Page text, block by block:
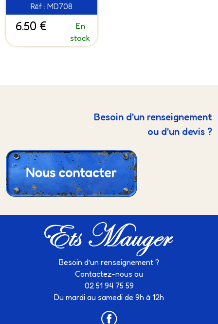
Réf : MD708
6.50 €
En
stock
Besoin d'un renseignement
ou d'un devis ?
Besoin d’un renseignement ?
Contactez-nous au
02 51 94 75 59
Du mardi au samedi de 9h à 12h